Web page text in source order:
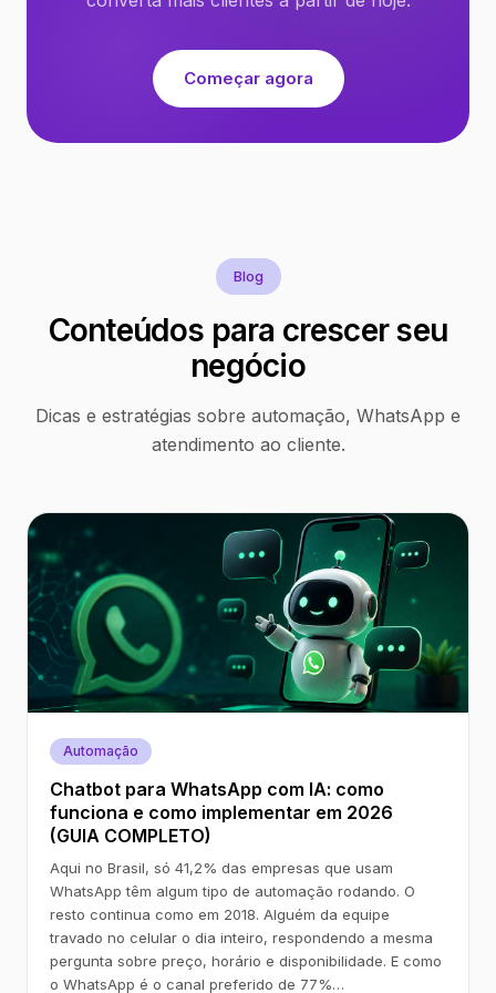
Começar agora
Blog
Conteúdos para crescer seu
negócio
Dicas e estratégias sobre automação, WhatsApp e
atendimento ao cliente.
Automação
Chatbot para WhatsApp com IA: como
funciona e como implementar em 2026
(GUIA COMPLETO)
Aqui no Brasil, só 41,2% das empresas que usam
WhatsApp têm algum tipo de automação rodando. O
resto continua como em 2018. Alguém da equipe
travado no celular o dia inteiro, respondendo a mesma
pergunta sobre preço, horário e disponibilidade. E como
o WhatsApp é o canal preferido de 77%…